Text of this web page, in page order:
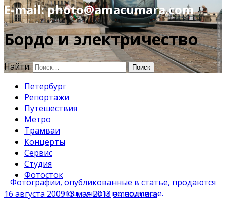
E-mail: photo@amacumara.com
Бордо и электричество
Найти:
Петербург
Репортажи
Путешествия
Метро
Трамваи
Концерты
Сервис
Студия
Фотосток
16 августа 200913 мая 2013 amacumara
Фотографии, опубликованные в статье, продаются
поштучно и по подписке.